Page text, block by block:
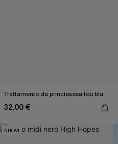
Trattamento da principessa top blu
32,00 €
NUOVI